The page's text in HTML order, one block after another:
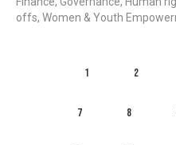
offs, Women & Youth
1 2
7 8